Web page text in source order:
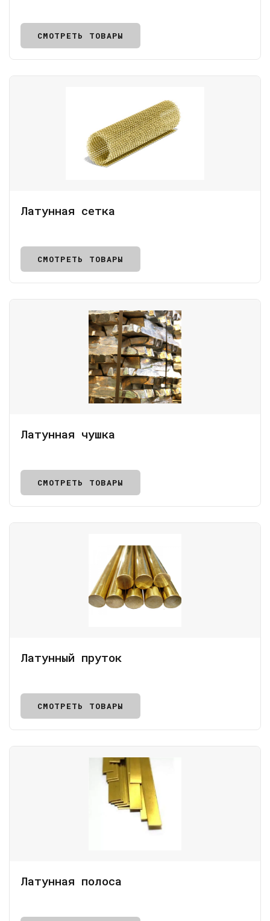
СМОТРЕТЬ ТОВАРЫ
Латунная сетка
СМОТРЕТЬ ТОВАРЫ
Латунная чушка
СМОТРЕТЬ ТОВАРЫ
Латунный пруток
СМОТРЕТЬ ТОВАРЫ
Латунная полоса